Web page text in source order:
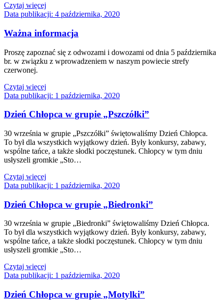
Czytaj więcej
Data publikacji: 4 października, 2020
Ważna informacja
Proszę zapoznać się z odwozami i dowozami od dnia 5 października
br. w związku z wprowadzeniem w naszym powiecie strefy
czerwonej.
Czytaj więcej
Data publikacji: 1 października, 2020
Dzień Chłopca w grupie „Pszczółki”
30 września w grupie „Pszczółki” świętowaliśmy Dzień Chłopca.
To był dla wszystkich wyjątkowy dzień. Były konkursy, zabawy,
wspólne tańce, a także słodki poczęstunek. Chłopcy w tym dniu
usłyszeli gromkie „Sto…
Czytaj więcej
Data publikacji: 1 października, 2020
Dzień Chłopca w grupie „Biedronki”
30 września w grupie „Biedronki” świętowaliśmy Dzień Chłopca.
To był dla wszystkich wyjątkowy dzień. Były konkursy, zabawy,
wspólne tańce, a także słodki poczęstunek. Chłopcy w tym dniu
usłyszeli gromkie „Sto…
Czytaj więcej
Data publikacji: 1 października, 2020
Dzień Chłopca w grupie „Motylki”